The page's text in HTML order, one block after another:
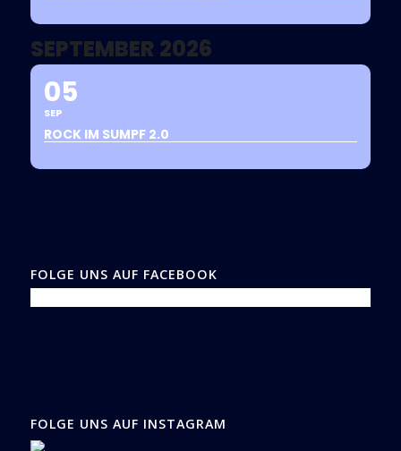
SEPTEMBER 2026
05
SEP
ROCK IM SUMPF 2.0
FOLGE UNS AUF FACEBOOK
FOLGE UNS AUF INSTAGRAM